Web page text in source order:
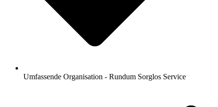
Umfassende Organisation - Rundum Sorglos Service